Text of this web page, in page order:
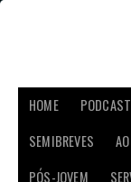
HOME PODCAST
SEMIBREVES
PÓS-JOVEM